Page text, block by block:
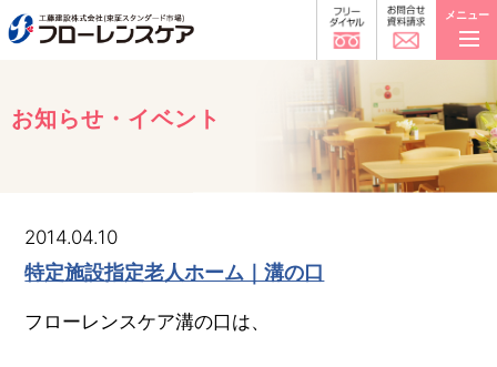
メニュー
お知らせ・イベント
2014.04.10
特定施設指定老人ホーム｜溝の口
フローレンスケア溝の口は、